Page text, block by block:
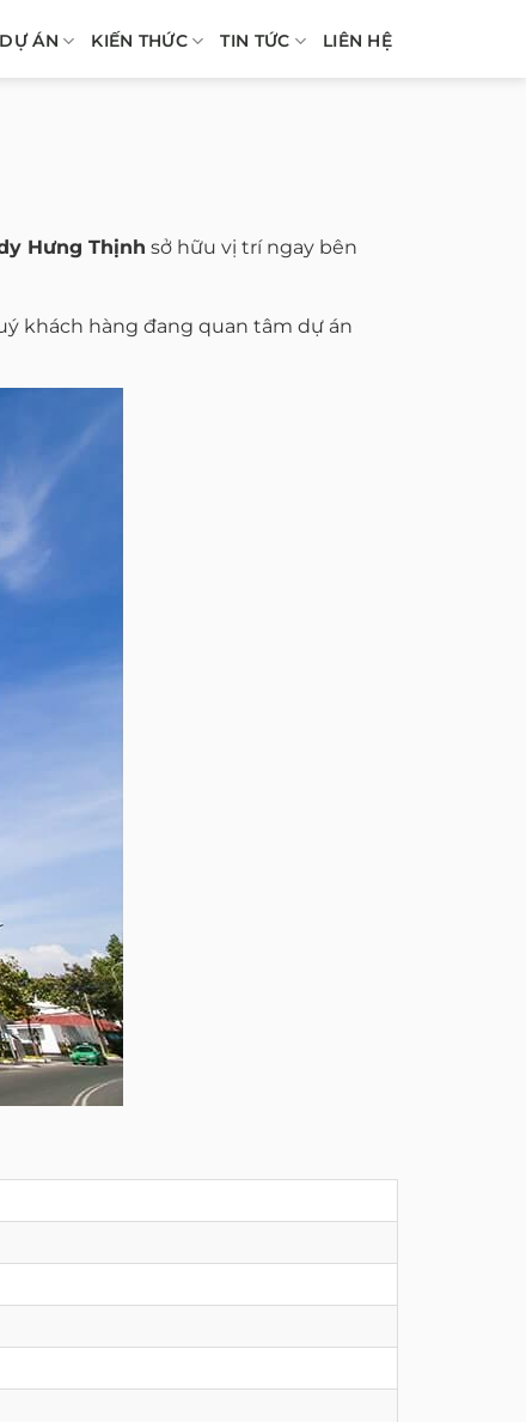
DỰ ÁN KIẾN THỨC TIN TỨC LIÊN HỆ
Hưng Thịnh sở hữu vị trí ngay bên
khách hàng đang quan tâm dự án